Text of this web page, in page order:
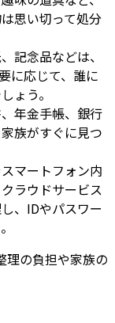
思い切って処分
記念品などは、
に応じて、誰に
ょう。
年金手帳、銀行
族がすぐに見つ
マートフォン内
ラウドサービス
、IDやパスワー
理の負担や家族の